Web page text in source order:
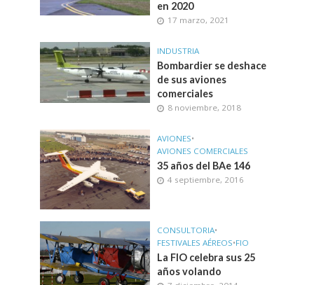
en 2020
17 marzo, 2021
INDUSTRIA
Bombardier se deshace
de sus aviones
comerciales
8 noviembre, 2018
AVIONES•
AVIONES COMERCIALES
35 años del BAe 146
4 septiembre, 2016
CONSULTORIA•
FESTIVALES AÉREOS•FIO
La FIO celebra sus 25
años volando